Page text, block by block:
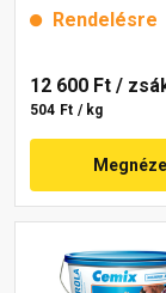
Rendelésre
12 600 Ft /
504 Ft / kg